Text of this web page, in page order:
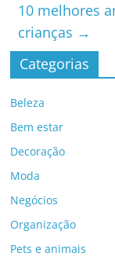
10 melhores
crianças →
Categorias
Beleza
Bem estar
Decoração
Moda
Negócios
Organização
Pets e animais